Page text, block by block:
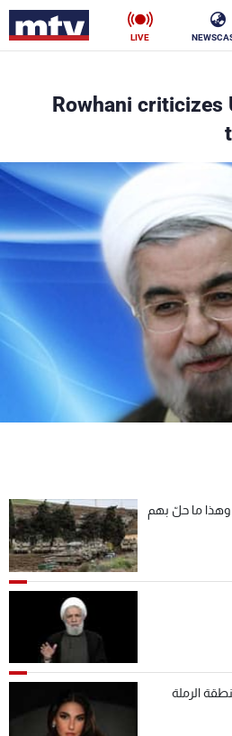
LIVE
Rowhani criticizes
وهذا ما حلّ بهم
الرملة
ناس
رياضة
وظائف
شروط الإسـتخدام
سياسة الخصوصية